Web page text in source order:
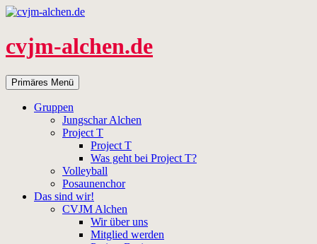
Zum
springen
cvjm-alchen.de
Suchen
Primäres Menü
Gruppen
Jungschar Alchen
Project T
Project T
Was geht bei Project T?
Volleyball
Posaunenchor
Das sind wir!
CVJM Alchen
Wir über uns
Mitglied werden